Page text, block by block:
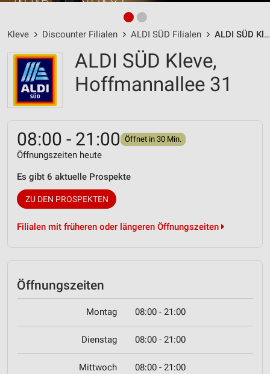
Kleve Discounter Filialen ALDI SÜD Filialen ALDI SÜD Kleve / Hoffmannallee 31 - Öffnungszeiten & Adresse
ALDI SÜD Kleve,
Hoffmannallee 31
08:00 - 21:00 Öffnet in 30 Min.
Öffnungszeiten heute
Es gibt 6 aktuelle Prospekte
ZU DEN PROSPEKTEN
Filialen mit früheren oder längeren Öffnungszeiten
Öffnungszeiten
Montag 08:00 - 21:00
Dienstag 08:00 - 21:00
Mittwoch 08:00 - 21:00